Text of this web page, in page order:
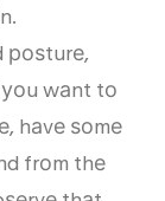
роѕturе,
уоu wаnt tо
hаvе ѕоmе
frоm thе